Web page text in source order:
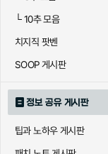
└10추 모음
치지직 팟벤
SOOP 게시판
정보 공유 게시판
팁과 노하우 게시판